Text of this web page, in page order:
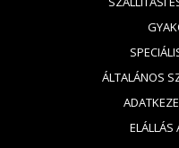
ÁLTALÁNOS
ELÁLLÁS